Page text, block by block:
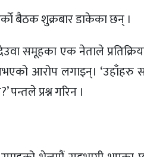
बैठक शुक्रबार डाकेका छन् ।
समूहका एक नेताले
आरोप लगाइन्। ‘उहाँहरु
प्रश्न गरिन ।